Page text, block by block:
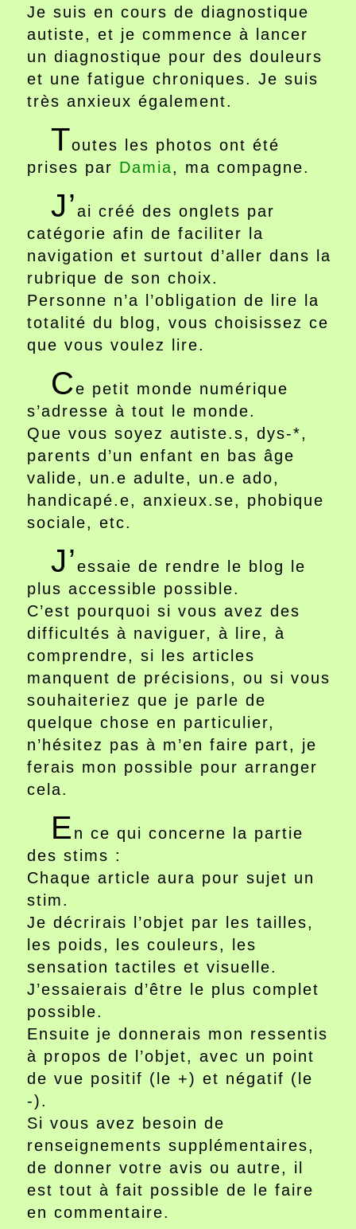
Je suis en cours de diagnostique
autiste, et je commence à lancer
un diagnostique pour des douleurs
et une fatigue chroniques. Je suis
très anxieux également.
Toutes les photos ont été
prises par Damia, ma compagne.
J’ai créé des onglets par
catégorie afin de faciliter la
navigation et surtout d’aller dans la
rubrique de son choix.
Personne n’a l’obligation de lire la
totalité du blog, vous choisissez ce
que vous voulez lire.
Ce petit monde numérique
s’adresse à tout le monde.
Que vous soyez autiste.s, dys-*,
parents d’un enfant en bas âge
valide, un.e adulte, un.e ado,
handicapé.e, anxieux.se, phobique
sociale, etc.
J’essaie de rendre le blog le
plus accessible possible.
C’est pourquoi si vous avez des
difficultés à naviguer, à lire, à
comprendre, si les articles
manquent de précisions, ou si vous
souhaiteriez que je parle de
quelque chose en particulier,
n’hésitez pas à m’en faire part, je
ferais mon possible pour arranger
cela.
E n ce qui concerne la partie
des stims :
Chaque article aura pour sujet un
stim.
Je décrirais l’objet par les tailles,
les poids, les couleurs, les
sensation tactiles et visuelle.
J’essaierais d’être le plus complet
possible.
Ensuite je donnerais mon ressentis
à propos de l’objet, avec un point
de vue positif (le +) et négatif (le
-).
Si vous avez besoin de
renseignements supplémentaires,
de donner votre avis ou autre, il
est tout à fait possible de le faire
en commentaire.